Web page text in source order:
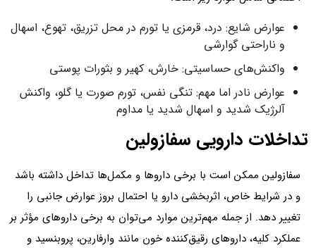
عوارض شایع: درد، قرمزی یا تورم در محل تزریق، تهوع، اسهال
و ناراحتی گوارشی
واکنش‌های حساسیتی: خارش، کهیر و بثورات پوستی
عوارض نادر اما مهم: تنگی نفس، تورم صورت یا گلو، واکنش
آلرژیک شدید و اسهال شدید یا مداوم
تداخلات دارویی سفازولین
سفازولین ممکن است با برخی داروها و مکمل‌ها تداخل داشته باشد
و در شرایط خاص، اثربخشی دارو یا احتمال بروز عوارض جانبی را
تغییر دهد. از جمله مهم‌ترین موارد می‌توان به برخی داروهای مؤثر بر
عملکرد کلیه، داروهای رقیق‌کننده خون مانند وارفارین، پروبنسید و